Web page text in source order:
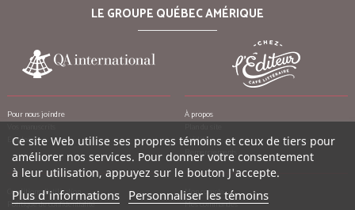
LE GROUPE QUÉBEC AMÉRIQUE
Pour nous joindre
Emplois
À propos
Crédits
Remerciements
Conditions d’utilisation
Politique de confidentialité
Mon compte
Mes commandes
Ce site Web utilise ses propres témoins et ceux de tiers pour
améliorer nos services. Pour donner votre consentement
à leur utilisation, appuyez sur le bouton J'accepte.
Plus d'informations Personnaliser les témoins